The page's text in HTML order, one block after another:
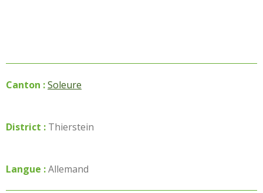
Canton :Soleure
District : Thierstein
Langue :Allemand